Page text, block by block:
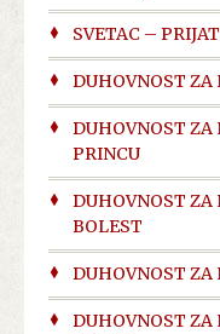
SVETAC –
DUHOVNOST ZA
DUHOVNOST ZA
PRINCU
DUHOVNOST ZA
BOLEST
DUHOVNOST ZA
DUHOVNOST ZA